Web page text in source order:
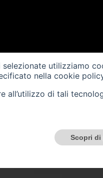
utilizziamo
nella cookie
all’utilizzo di tali
Scopri di